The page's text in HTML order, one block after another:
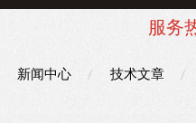
服务
新闻中心 技术文章